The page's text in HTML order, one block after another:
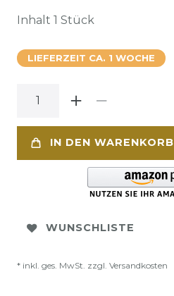
Inhalt 1 Stück
LIEFERZEIT CA. 1 WOCHE
IN DEN WARENKORB
WUNSCHLISTE
* inkl. ges. MwSt. zzgl. Versandkosten